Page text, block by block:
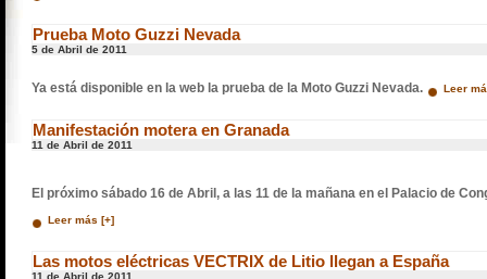
Prueba Moto Guzzi Nevada
5 de Abril de 2011
Ya está disponible en la web la prueba de la Moto Guzzi Nevada. Leer
Manifestación motera en Granada
11 de Abril de 2011
El próximo sábado 16 de Abril, a las 11 de la mañana en el Palacio de
Leer más [+]
Las motos eléctricas VECTRIX de Litio llegan a España
11 de Abril de 2011